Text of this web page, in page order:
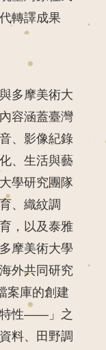
轉譯成果
多摩美術大
容涵蓋臺灣
、影像紀錄
、生活與藝
學研究團隊
、織紋調
，以及泰雅
摩美術大學
外共同研究
案庫的創建
性——」之
料、田野調